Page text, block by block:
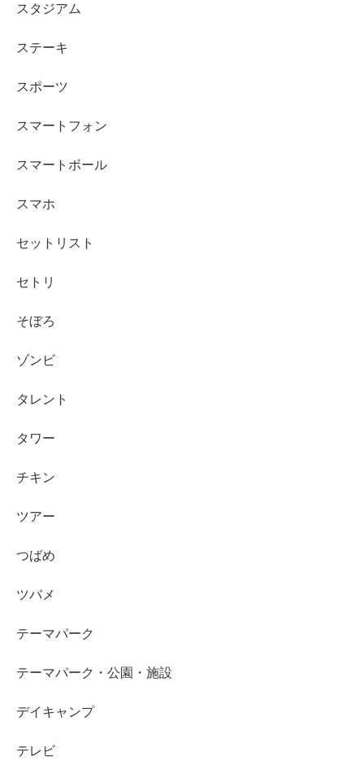
スタジアム
ステーキ
スポーツ
スマートフォン
スマートボール
スマホ
セットリスト
セトリ
そぼろ
ゾンビ
タレント
タワー
チキン
ツアー
つばめ
ツバメ
テーマパーク
テーマパーク・公園・施設
デイキャンプ
テレビ